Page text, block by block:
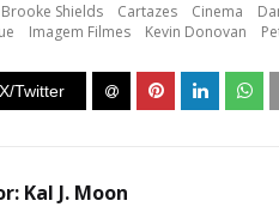
Brooke Shields Cartazes Cinema
Imagem Filmes Kevin Donovan
Kal J. Moon